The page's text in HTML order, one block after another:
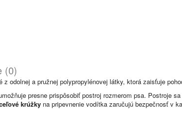
(0)
z odolnej a pružnej polypropylénovej látky, ktorá zaisťuje
presne prispôsobiť postroj rozmerom psa. Postroje
krúžky na pripevnenie vodítka zaručujú bezpečnosť v